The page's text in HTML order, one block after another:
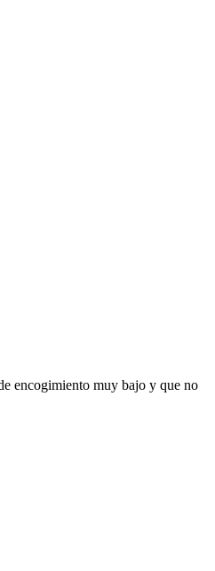
encogimiento muy bajo y que no